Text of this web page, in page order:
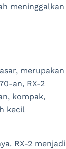
meninggalkan
merupakan
an, RX-2
kompak,
kecil
RX-2 menjadi